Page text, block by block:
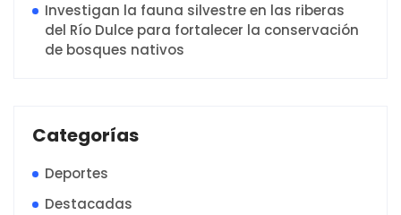
Investigan la fauna silvestre en las riberas
del Río Dulce para fortalecer la conservación
de bosques nativos
Categorías
Deportes
Destacadas